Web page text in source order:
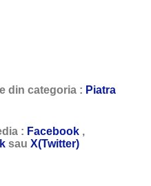
din categoria : Piatra
: Facebook ,
sau X(Twitter)